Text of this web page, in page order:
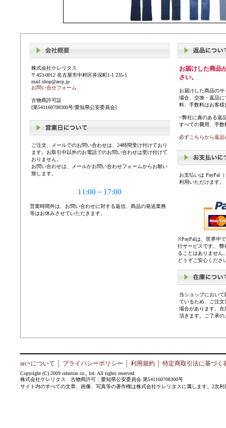
株式会社ケレリタス
〒453-0012 名古屋市中村区井深町1-1 235-1
mail:shop@arcp.jp
お問い合せフォーム
古物商許可証
[第541160708300号/愛知県公安委員会]
ご注文、メールでのお問い合わせは、24時間受け付けており
ます。お取引中以外のお電話でのお問い合わせは受け付けて
おりません。
お問い合わせは、メールかお問い合わせフォームからお願い
致します。
11:00－17:00
営業時間外は、お問い合わせに対する返信、商品の発送業務
等はお休みさせていただきます。
お届けした商品
さい。
お届けした商品の
場合、交換・返品
料、手数料はお客
<弊社に責のある返
すべての費用、手
必ずこちらから返
お支払いは PayPal
利用いただけます。
※PayPalは、世界中
行サービスです。
ることはありません
どうぞご安心くださ
当ショップにおい
ているため、ご注
場合があります。
頂きます。ご了承
arc+について プライバシーポリシー 利用規約 特定商取引法に基づく
Copyright (C) 2009 celeritas co., ltd. All rights reserved.
株式会社ケレリタス 古物商許可：愛知県公安委員会 第541160708300号
サイト内のすべての文章、画像、写真等の著作権は株式会社ケレリタスに属します。2次